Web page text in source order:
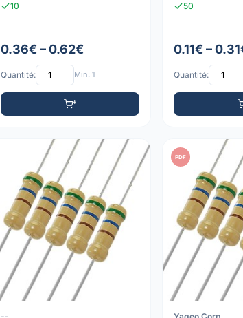
10
0.36€ – 0.62€
Quantité: Min: 1
50
0.11€ –
Quantité:
PDF